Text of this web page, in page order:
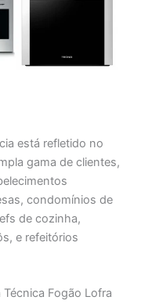
está refletido no
gama de clientes,
condomínios de
de cozinha,
e refeitórios
Fogão Lofra